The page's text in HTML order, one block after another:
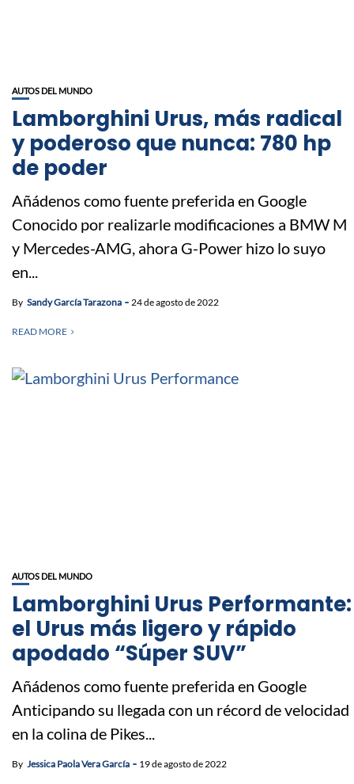
AUTOS DEL MUNDO
Lamborghini Urus, más radical
y poderoso que nunca: 780 hp
de poder
Añádenos como fuente preferida en Google
Conocido por realizarle modificaciones a BMW M
y Mercedes-AMG, ahora G-Power hizo lo suyo
en...
By Sandy García Tarazona 24 de agosto de 2022
READ MORE
AUTOS DEL MUNDO
Lamborghini Urus Performante:
el Urus más ligero y rápido
apodado “Súper SUV”
Añádenos como fuente preferida en Google
Anticipando su llegada con un récord de velocidad
en la colina de Pikes...
By Jessica Paola Vera García 19 de agosto de 2022